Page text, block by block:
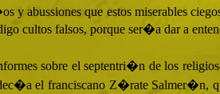
y abussiones que estos miserables
cultos falsos, porque ser�a dar a
sobre el septentri�n de los
el franciscano Z�rate Salmer�n,